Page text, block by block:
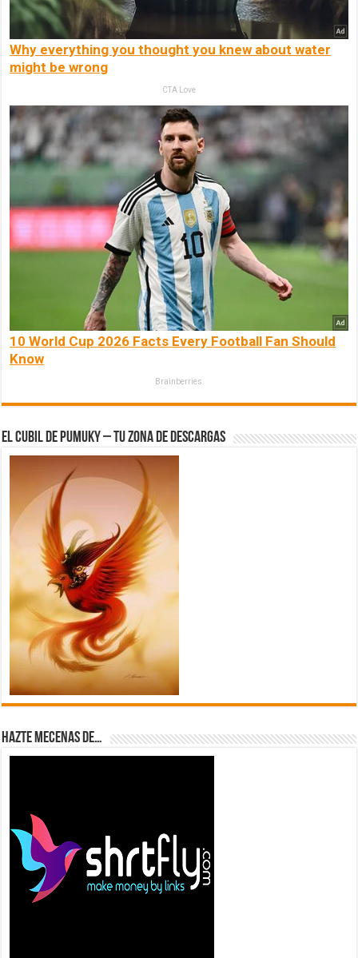
Why everything you thought you knew about water
might be wrong
CTA Love
10 World Cup 2026 Facts Every Football Fan Should
Know
Brainberries
El Cubil de Pumuky – Tu zona de Descargas
Hazte Mecenas de…